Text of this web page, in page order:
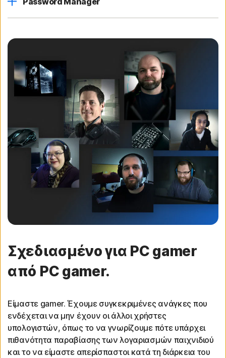
Σχεδιασμένο για PC gamer
από PC gamer.
Είμαστε gamer. Έχουμε συγκεκριμένες ανάγκες που
ενδέχεται να μην έχουν οι άλλοι χρήστες
υπολογιστών, όπως το να γνωρίζουμε πότε υπάρχει
πιθανότητα παραβίασης των λογαριασμών παιχνιδιού
και το να είμαστε απερίσπαστοι κατά τη διάρκεια του